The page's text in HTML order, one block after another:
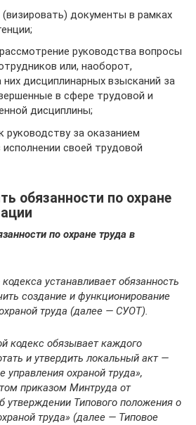
документы в рамках
руководства вопросы
или, наоборот,
них дисциплинарных взысканий за
в сфере трудовой и
дисциплины;
руководству за оказанием
своей трудовой
обязанности по охране
по охране труда в
кодекса устанавливает обязанность
создание и функционирование
труда (далее — СУОТ).
кодекс обязывает каждого
и утвердить локальный акт —
управления охраной труда»,
приказом Минтруда от
утверждении Типового положения о
труда» (далее — Типовое